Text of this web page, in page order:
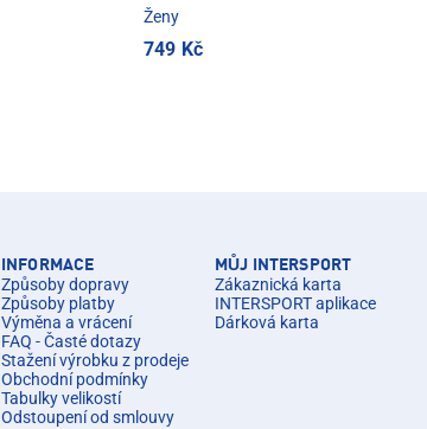
Ženy
749 Kč
INFORMACE
Způsoby dopravy
Způsoby platby
Výměna a vrácení
FAQ - Časté dotazy
Stažení výrobku z prodeje
Obchodní podmínky
Tabulky velikostí
Odstoupení od smlouvy
MŮJ INTERSPORT
Zákaznická karta
INTERSPORT aplikace
Dárková karta